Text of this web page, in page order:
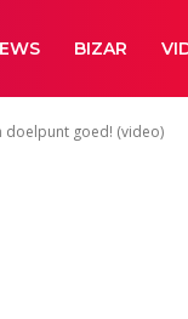
BIZAR
doelpunt goed! (video)